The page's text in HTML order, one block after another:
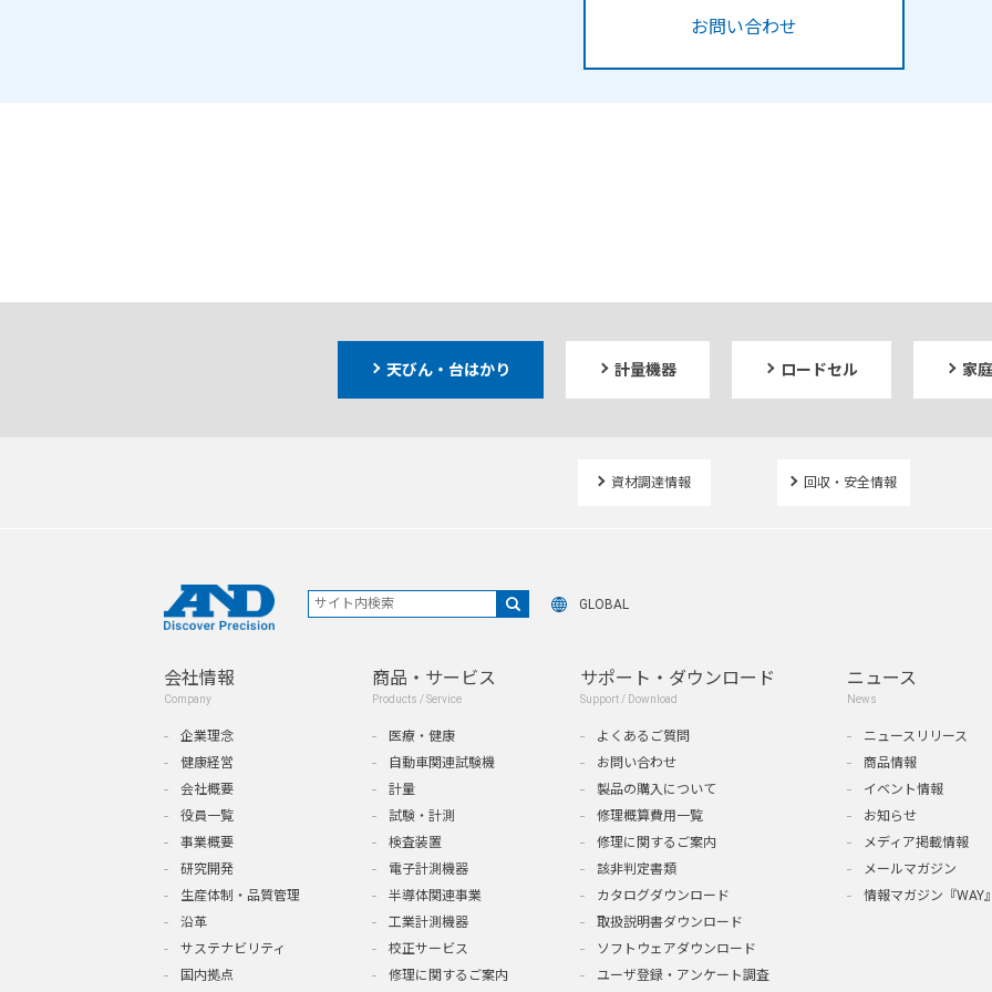
お問い合わせ
天びん・台はかり 計量機器 ロードセル 家
資材調達情報 回収・安全情報
GLOBAL
会社情報
Company
企業理念
健康経営
会社概要
役員一覧
事業概要
研究開発
生産体制・品質管理
沿革
サステナビリティ
国内拠点
商品・サービス
Products / Service
医療・健康
自動車関連試験機
計量
試験・計測
検査装置
電子計測機器
半導体関連事業
工業計測機器
校正サービス
修理に関するご案内
サポート・ダウンロード
Support / Download
よくあるご質問
お問い合わせ
製品の購入について
修理概算費用一覧
修理に関するご案内
該非判定書類
カタログダウンロード
取扱説明書ダウンロード
ソフトウェアダウンロード
ユーザ登録・アンケート調査
ニュース
News
ニュースリリース
商品情報
イベント情報
お知らせ
メディア掲載情報
メールマガジン
情報マガジン『WAY』